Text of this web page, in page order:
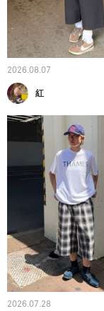
2026.08.07
紅
2026.07.28